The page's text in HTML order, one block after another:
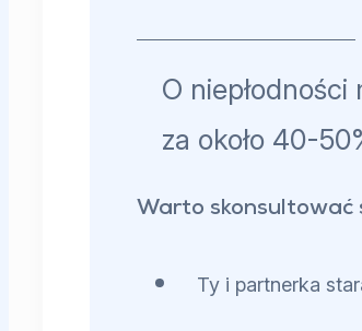
O
za około 40-
Warto skonsultować
Ty i partnerka